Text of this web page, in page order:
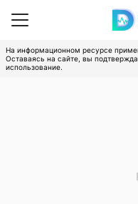
На информационном ресурсе
Оставаясь на сайте, вы
использование.